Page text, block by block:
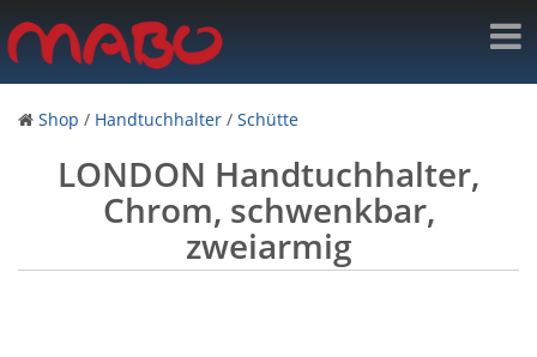
Shop / Handtuchhalter / Schütte
LONDON Handtuchhalter,
Chrom, schwenkbar,
zweiarmig